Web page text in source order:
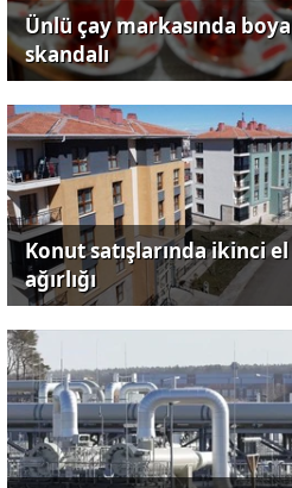
Ünlü çay markasında boya
skandalı
Konut satışlarında ikinci el
ağırlığı